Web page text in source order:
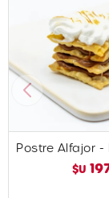
Postre Alfajor -
$U